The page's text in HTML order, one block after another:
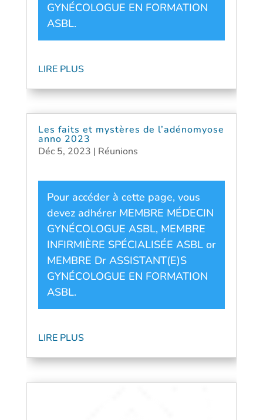
GYNÉCOLOGUE EN FORMATION
ASBL.
LIRE PLUS
Les faits et mystères de l’adénomyose
anno 2023
Déc 5, 2023 | Réunions
Pour accéder à cette page, vous
devez adhérer MEMBRE MÉDECIN
GYNÉCOLOGUE ASBL, MEMBRE
INFIRMIÈRE SPÉCIALISÉE ASBLor
MEMBRE Dr ASSISTANT(E)S
GYNÉCOLOGUE EN FORMATION
ASBL.
LIRE PLUS